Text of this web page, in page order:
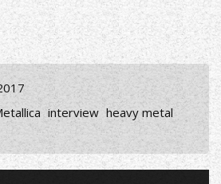
interview heavy metal